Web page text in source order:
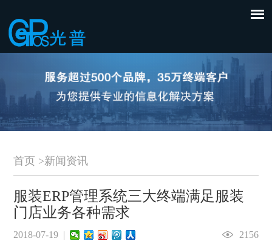
首页 >新闻资讯
服装ERP管理系统三大终端满足服装
门店业务各种需求
2018-07-19 | 2156